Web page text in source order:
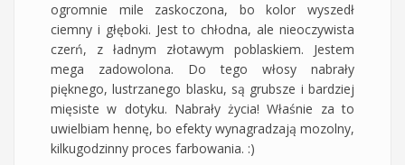
ogromnie mile zaskoczona, bo kolor wyszedł
ciemny i głęboki. Jest to chłodna, ale nieoczywista
czerń, z ładnym złotawym poblaskiem. Jestem
mega zadowolona. Do tego włosy nabrały
pięknego, lustrzanego blasku, są grubsze i bardziej
mięsiste w dotyku. Nabrały życia! Właśnie za to
uwielbiam hennę, bo efekty wynagradzają mozolny,
kilkugodzinny proces farbowania. :)